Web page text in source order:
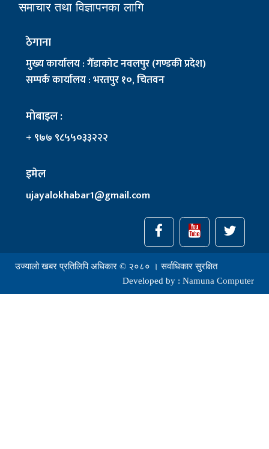
समाचार तथा विज्ञापनका लागि
ठेगाना
मुख्य कार्यालय : गैँडाकोट नवलपुर (गण्डकी प्रदेश)
सम्पर्क कार्यालय : भरतपुर १०, चितवन
मोबाइल :
+ ९७७ ९८५५०३३२२२
इमेल
ujayalokhabar1@gmail.com
उज्यालो खबर प्रतिलिपि अधिकार © २०८० । सर्वाधिकार सुरक्षित
Developed by : Namuna Computer